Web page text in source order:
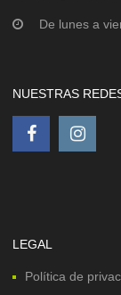
De lunes a
NUESTRAS
LEGAL
Política de